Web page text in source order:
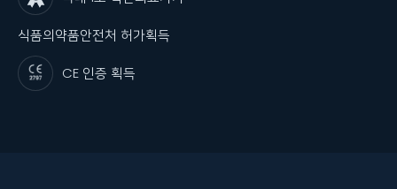
식품의약품안전처 허가획득
CE 인증 획득